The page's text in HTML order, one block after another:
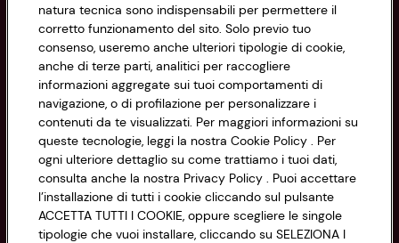
Privacy Policy
Cookie Policy
Impostazioni Cookie
Accessibilità
CONAD SOCIETÀ COOPERATIVA
Via Michelino, 59 | 40127 BOLOGNA
Codice Fiscale e Registro Imprese
di Bologna 00865960157
PARTITA IVA 03320960374
Servizio clienti
natura tecnica sono indispensabili per permettere il
corretto funzionamento del sito. Solo previo tuo
consenso, useremo anche ulteriori tipologie di cookie,
anche di terze parti, analitici per raccogliere
informazioni aggregate sui tuoi comportamenti di
navigazione, o di profilazione per personalizzare i
contenuti da te visualizzati. Per maggiori informazioni su
queste tecnologie, leggi la nostra Cookie Policy . Per
ogni ulteriore dettaglio su come trattiamo i tuoi dati,
consulta anche la nostra Privacy Policy . Puoi accettare
l’installazione di tutti i cookie cliccando sul pulsante
ACCETTA TUTTI I COOKIE, oppure scegliere le singole
tipologie che vuoi installare, cliccando su SELEZIONA I